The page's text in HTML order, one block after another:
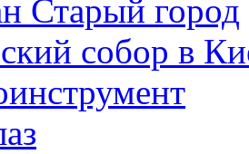
Старый город
собор в